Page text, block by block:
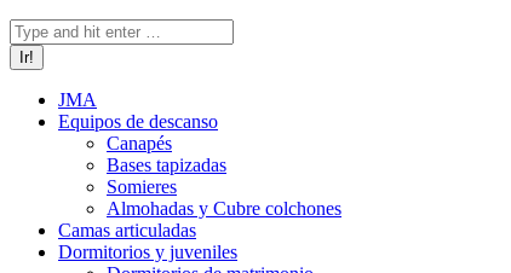
Buscar:
JMA
Equipos de descanso
Canapés
Bases tapizadas
Somieres
Almohadas y Cubre colchones
Camas articuladas
Dormitorios y juveniles